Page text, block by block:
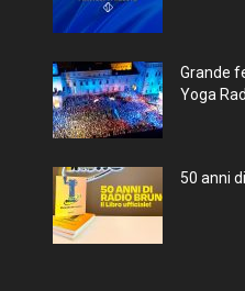
Grande
Yoga
50 anni